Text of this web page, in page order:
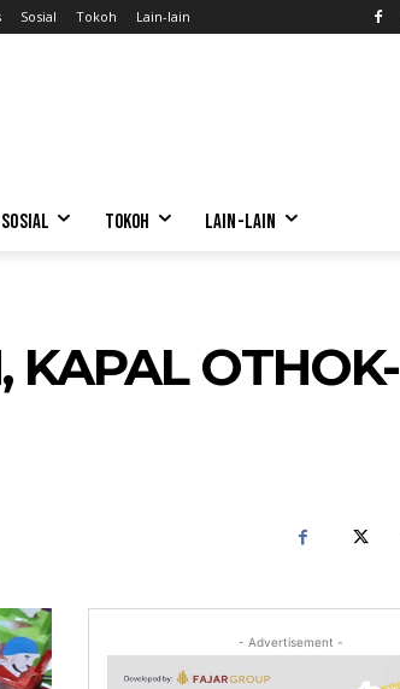
Sosial Tokoh Lain-lain
SOSIAL TOKOH LAIN-LAIN
KAPAL OTHOK-
- Advertisement -